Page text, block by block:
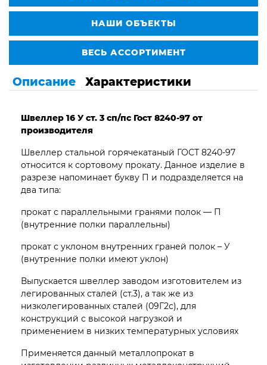
НАШИ ОБЪЕКТЫ
ВЕСЬ АССОРТИМЕНТ
Описание Характеристики
Швеллер 16 У ст. 3 сп/пс Гост 8240-97 от
производителя
Швеллер стальной горячекатаный ГОСТ 8240-97
относится к сортовому прокату. Данное изделие в
разрезе напоминает букву П и подразделяется на
два типа:
прокат с параллельными гранями полок — П
(внутренние полки параллельны)
прокат с уклоном внутренних граней полок – У
(внутренние полки имеют уклон)
Выпускается швеллер заводом изготовителем из
легированных сталей (ст.3), а так же из
низколегированных сталей (09Г2с), для
конструкций с высокой нагрузкой и
применением в низких температурных условиях
Применяется данный металлопрокат в